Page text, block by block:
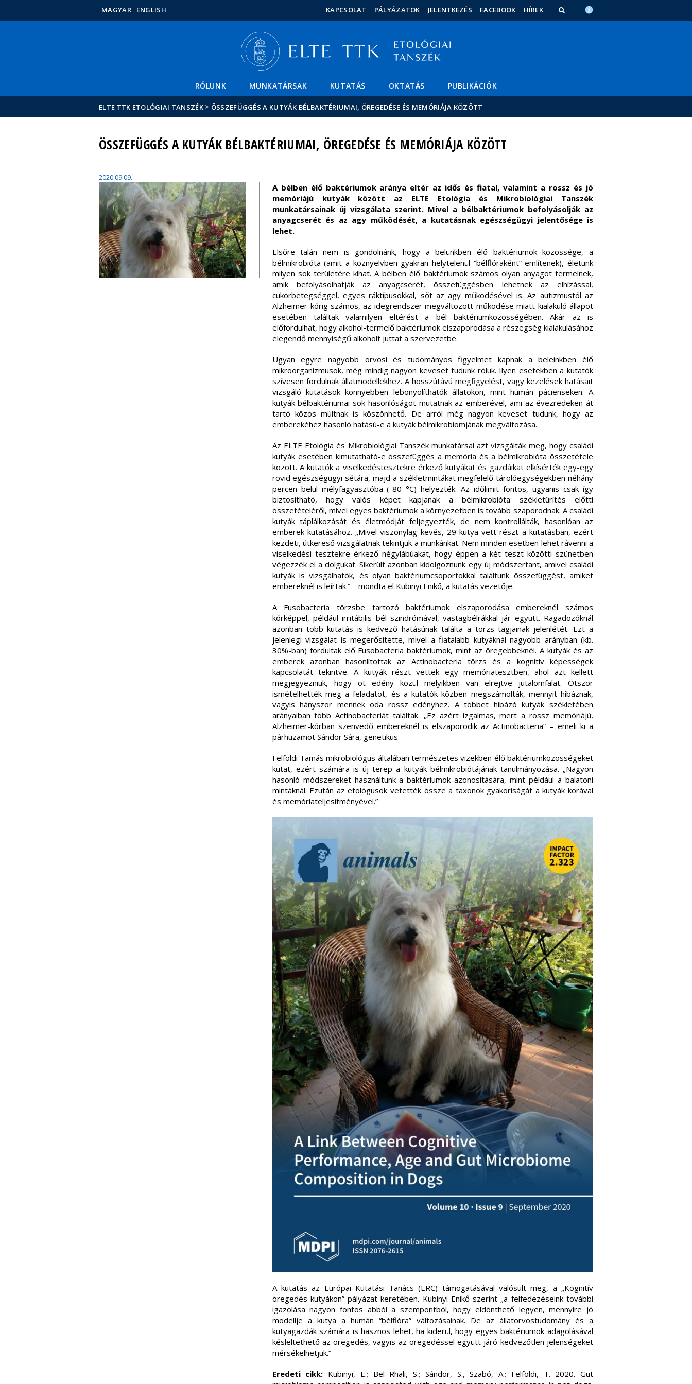
Hírek
Események
ELTE a
MAGYAR ENGLISH KAPCSOLAT PÁLYÁZATOK JELENTKEZÉS FACEBOOK HÍREK
RÓLUNK MUNKATÁRSAK KUTATÁS OKTATÁS PUBLIKÁCIÓK
ELTE TTK ETOLÓGIAI TANSZÉK > ÖSSZEFÜGGÉS A KUTYÁK BÉLBAKTÉRIUMAI, ÖREGEDÉSE ÉS MEMÓRIÁJA KÖZÖTT
ÖSSZEFÜGGÉS A KUTYÁK BÉLBAKTÉRIUMAI, ÖREGEDÉSE ÉS MEMÓRIÁJA KÖZÖTT
2020.09.09.
A bélben élő baktériumok aránya eltér az idős és fiatal, valamint a rossz és jó
memóriájú kutyák között az ELTE Etológia és Mikrobiológiai Tanszék
munkatársainak új vizsgálata szerint. Mivel a bélbaktériumok befolyásolják az
anyagcserét és az agy működését, a kutatásnak egészségügyi jelentősége is
lehet.
Elsőre talán nem is gondolnánk, hogy a belünkben élő baktériumok közössége, a
bélmikrobióta (amit a köznyelvben gyakran helytelenül “bélflóraként” említenek), életünk
milyen sok területére kihat. A bélben élő baktériumok számos olyan anyagot termelnek,
amik befolyásolhatják az anyagcserét, összefüggésben lehetnek az elhízással,
cukorbetegséggel, egyes ráktípusokkal, sőt az agy működésével is. Az autizmustól az
Alzheimer-kórig számos, az idegrendszer megváltozott működése miatt kialakuló állapot
esetében találtak valamilyen eltérést a bél baktériumközösségében. Akár az is
előfordulhat, hogy alkohol-termelő baktériumok elszaporodása a részegség kialakulásához
elegendő mennyiségű alkoholt juttat a szervezetbe.
Ugyan egyre nagyobb orvosi és tudományos figyelmet kapnak a beleinkben élő
mikroorganizmusok, még mindig nagyon keveset tudunk róluk. Ilyen esetekben a kutatók
szívesen fordulnak állatmodellekhez. A hosszútávú megfigyelést, vagy kezelések hatásait
vizsgáló kutatások könnyebben lebonyolíthatók állatokon, mint humán pácienseken. A
kutyák bélbaktériumai sok hasonlóságot mutatnak az emberével, ami az évezredeken át
tartó közös múltnak is köszönhető. De arról még nagyon keveset tudunk, hogy az
emberekéhez hasonló hatású-e a kutyák bélmikrobiomjának megváltozása.
Az ELTE Etológia és Mikrobiológiai Tanszék munkatársai azt vizsgálták meg, hogy családi
kutyák esetében kimutatható-e összefüggés a memória és a bélmikrobióta összetétele
között. A kutatók a viselkedéstesztekre érkező kutyákat és gazdáikat elkísérték egy-egy
rövid egészségügyi sétára, majd a székletmintákat megfelelő tárolóegységekben néhány
percen belül mélyfagyasztóba (-80 °C) helyezték. Az időlimit fontos, ugyanis csak így
biztosítható, hogy valós képet kapjanak a bélmikrobióta székletürítés előtti
összetételéről, mivel egyes baktériumok a környezetben is tovább szaporodnak. A családi
kutyák táplálkozását és életmódját feljegyezték, de nem kontrollálták, hasonlóan az
emberek kutatásához. „Mivel viszonylag kevés, 29 kutya vett részt a kutatásban, ezért
kezdeti, útkereső vizsgálatnak tekintjük a munkánkat. Nem minden esetben lehet rávenni a
viselkedési tesztekre érkező négylábúakat, hogy éppen a két teszt közötti szünetben
végezzék el a dolgukat. Sikerült azonban kidolgoznunk egy új módszertant, amivel családi
kutyák is vizsgálhatók, és olyan baktériumcsoportokkal találtunk összefüggést, amiket
embereknél is leírtak.” – mondta el Kubinyi Enikő, a kutatás vezetője.
A Fusobacteria törzsbe tartozó baktériumok elszaporodása embereknél számos
kórképpel, például irritábilis bél szindrómával, vastagbélrákkal jár együtt. Ragadozóknál
azonban több kutatás is kedvező hatásúnak találta a törzs tagjainak jelenlétét. Ezt a
jelenlegi vizsgálat is megerősítette, mivel a fiatalabb kutyáknál nagyobb arányban (kb.
30%-ban) fordultak elő Fusobacteria baktériumok, mint az öregebbeknél. A kutyák és az
emberek azonban hasonlítottak az Actinobacteria törzs és a kognitív képességek
kapcsolatát tekintve. A kutyák részt vettek egy memóriatesztben, ahol azt kellett
megjegyezniük, hogy öt edény közül melyikben van elrejtve jutalomfalat. Ötször
ismételhették meg a feladatot, és a kutatók közben megszámolták, mennyit hibáznak,
vagyis hányszor mennek oda rossz edényhez. A többet hibázó kutyák székletében
arányaiban több Actinobacteriát találtak. „Ez azért izgalmas, mert a rossz memóriájú,
Alzheimer-kórban szenvedő embereknél is elszaporodik az Actinobacteria” – emeli ki a
párhuzamot Sándor Sára, genetikus.
Felföldi Tamás mikrobiológus általában természetes vizekben élő baktériumközösségeket
kutat, ezért számára is új terep a kutyák bélmikrobiótájának tanulmányozása. „Nagyon
hasonló módszereket használtunk a baktériumok azonosítására, mint például a balatoni
mintáknál. Ezután az etológusok vetették össze a taxonok gyakoriságát a kutyák korával
és memóriateljesítményével.”
A kutatás az Európai Kutatási Tanács (ERC) támogatásával valósult meg, a „Kognitív
öregedés kutyákon” pályázat keretében. Kubinyi Enikő szerint „a felfedezéseink további
igazolása nagyon fontos abból a szempontból, hogy eldönthető legyen, mennyire jó
modellje a kutya a humán “bélflóra” változásainak. De az állatorvostudomány és a
kutyagazdák számára is hasznos lehet, ha kiderül, hogy egyes baktériumok adagolásával
késleltethető az öregedés, vagyis az öregedéssel együtt járó kedvezőtlen jelenségeket
mérsékelhetjük.”
Eredeti cikk: Kubinyi, E.; Bel Rhali, S.; Sándor, S., Szabó, A.; Felföldi, T. 2020. Gut